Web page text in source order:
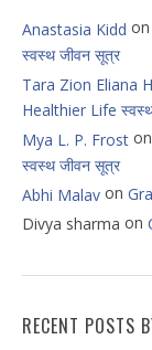
Anastasia Kidd on
स्वस्थ जीवन सूत्र
Tara Zion Eliana
Healthier Life
Mya L. P. Frost on
स्वस्थ जीवन सूत्र
Abhi Malav on
Divya sharma on
RECENT POSTS